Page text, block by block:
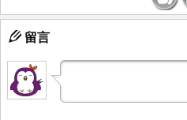
留言